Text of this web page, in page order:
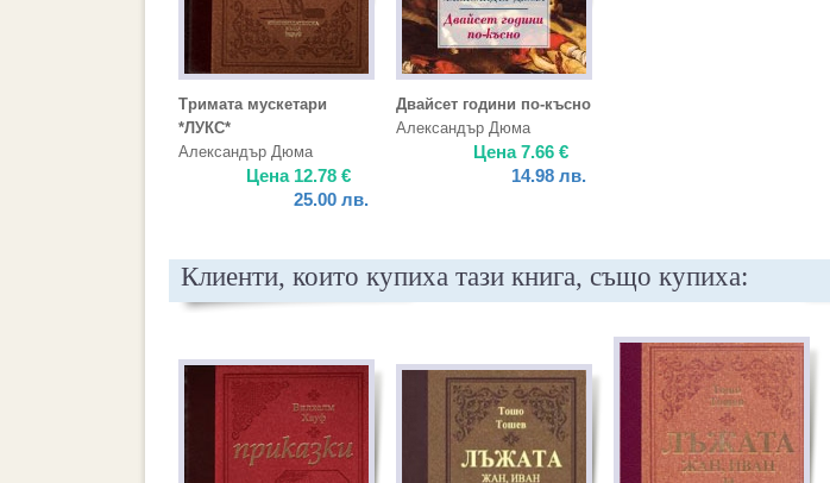
Тримата мускетари
*ЛУКС*
Александър Дюма
Цена 12.78 €
25.00 лв.
Двайсет години по-късно
Александър Дюма
Цена7.66 €
14.98 лв.
Клиенти, които купиха тази книга, също купиха: